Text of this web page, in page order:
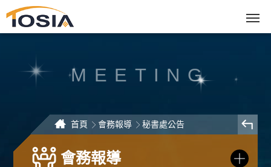
容
MEETING
首頁 會務報導 秘書處公告
會務報導